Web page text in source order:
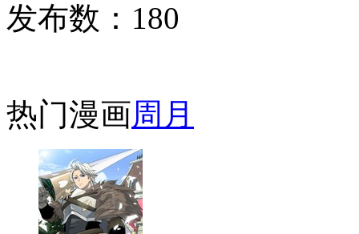
发布数： 180
热门漫画周 月